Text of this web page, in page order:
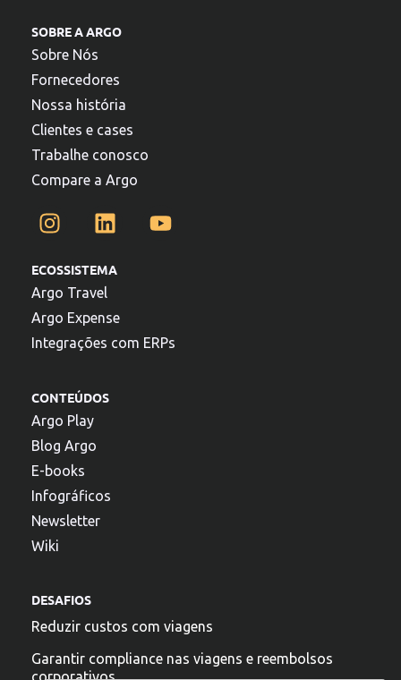
SOBRE A ARGO
Sobre Nós
Fornecedores
Nossa história
Clientes e cases
Trabalhe conosco
Compare a Argo
ECOSSISTEMA
Argo Travel
Argo Expense
Integrações com ERPs
CONTEÚDOS
Argo Play
Blog Argo
E-books
Infográficos
Newsletter
Wiki
DESAFIOS
Reduzir custos com viagens
Garantir compliance nas viagens e reembolsos
corporativos